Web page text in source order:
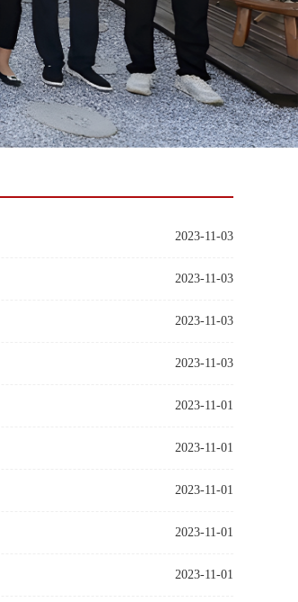
2023-11-03
2023-11-03
2023-11-03
2023-11-03
2023-11-01
2023-11-01
2023-11-01
2023-11-01
2023-11-01